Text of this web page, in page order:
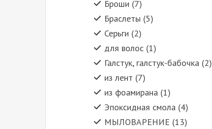
Броши (7)
Браслеты (5)
Серьги (2)
для волос (1)
Галстук, галстук-бабочка (2)
из лент (7)
из фоамирана (1)
Эпоксидная смола (4)
МЫЛОВАРЕНИЕ (13)